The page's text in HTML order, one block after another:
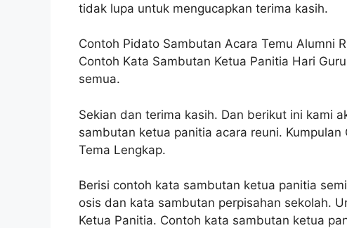
tidak lupa untuk mengucapkan terima kasih.
Contoh Pidato Sambutan Acara Temu Alumni
Contoh Kata Sambutan Ketua Panitia Hari
semua.
Sekian dan terima kasih. Dan berikut ini kami
sambutan ketua panitia acara reuni.
Tema Lengkap.
Berisi contoh kata sambutan ketua panitia
osis dan kata sambutan perpisahan sekolah.
Ketua Panitia. Contoh kata sambutan ketua